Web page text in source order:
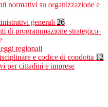
normativi su organizzazione e
generali 26
di programmazione strategico-
regionali
e codice di condotta 12
per cittadini e imprese